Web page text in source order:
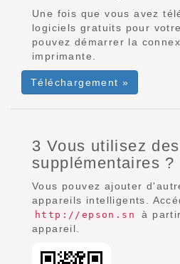
Une fois que vous avez
logiciels gratuits pour
pouvez démarrer la
imprimante.
Téléchargement »
3 Vous utilisez
supplémentaires ?
Vous pouvez ajouter
appareils intelligents.
http://epson.sn
à
appareil.